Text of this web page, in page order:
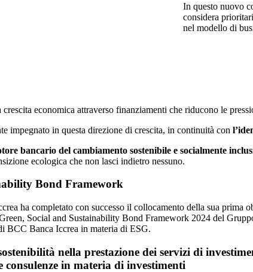
In questo nuovo
considera
nel modello di
economica attraverso finanziamenti che riducono le
impegnato in questa direzione di crescita, in continuità con
bancario del cambiamento sostenibile e socialmente
ecologica che non lasci indietro nessuno.
Bond Framework
ha completato con successo il collocamento della sua
Social and Sustainability Bond Framework 2024 del
BCC Banca Iccrea in materia di ESG.
nella prestazione dei servizi di
in materia di investimenti